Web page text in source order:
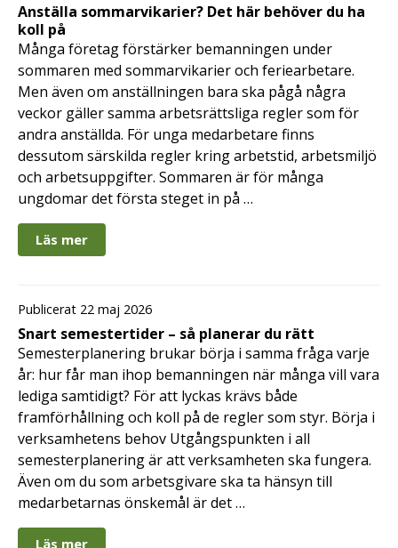
Anställa sommarvikarier? Det här behöver du ha
koll på
Många företag förstärker bemanningen under
sommaren med sommarvikarier och feriearbetare.
Men även om anställningen bara ska pågå några
veckor gäller samma arbetsrättsliga regler som för
andra anställda. För unga medarbetare finns
dessutom särskilda regler kring arbetstid, arbetsmiljö
och arbetsuppgifter. Sommaren är för många
ungdomar det första steget in på …
Läs mer
Publicerat 22 maj 2026
Snart semestertider – så planerar du rätt
Semesterplanering brukar börja i samma fråga varje
år: hur får man ihop bemanningen när många vill vara
lediga samtidigt? För att lyckas krävs både
framförhållning och koll på de regler som styr. Börja i
verksamhetens behov Utgångspunkten i all
semesterplanering är att verksamheten ska fungera.
Även om du som arbetsgivare ska ta hänsyn till
medarbetarnas önskemål är det …
Läs mer